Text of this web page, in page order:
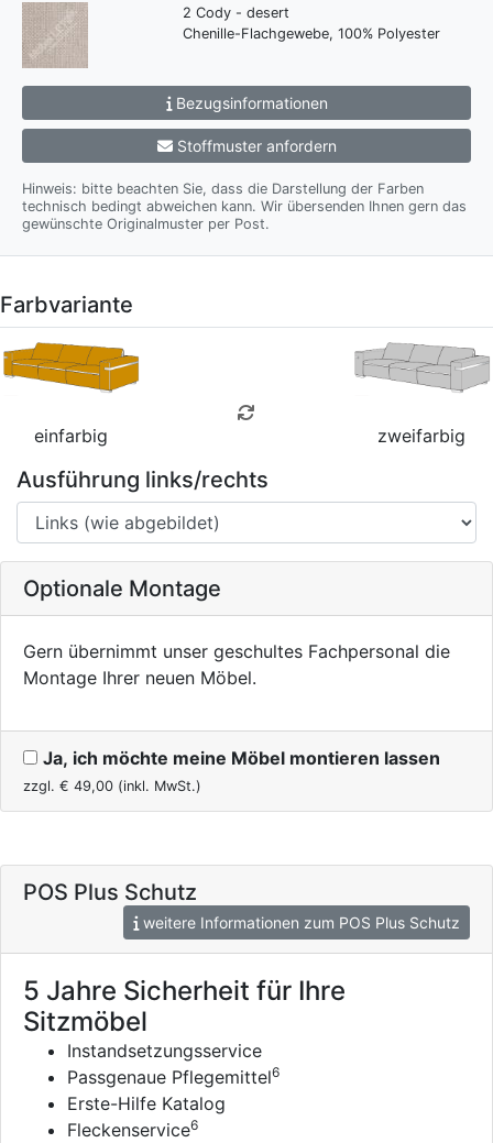
2 Cody - desert
Chenille-Flachgewebe, 100% Polyester
Bezugsinformationen
Stoffmuster anfordern
Hinweis: bitte beachten Sie, dass die Darstellung der Farben
technisch bedingt abweichen kann. Wir übersenden Ihnen gern das
gewünschte Originalmuster per Post.
Farbvariante
einfarbig zweifarbig
Ausführung links/rechts
Optionale Montage
Gern übernimmt unser geschultes Fachpersonal die
Montage Ihrer neuen Möbel.
Ja, ich möchte meine Möbel montieren lassen
zzgl. € 49,00 (inkl. MwSt.)
POS Plus Schutz
weitere Informationen zum POS Plus Schutz
5 Jahre Sicherheit für Ihre
Sitzmöbel
Instandsetzungsservice
Passgenaue Pflegemittel6
Erste-Hilfe Katalog
Fleckenservice6